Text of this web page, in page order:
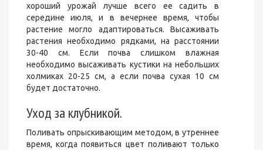
хороший урожай лучше всего ее садить в
середине июля, и в вечернее время, чтобы
растение могло адаптироваться. Высаживать
растения необходимо рядками, на расстоянии
30-40 см. Если почва слишком влажная
необходимо высаживать кустики на небольших
холмиках 20-25 см, а если почва сухая 10 см
будет достаточно.
Уход за клубникой.
Поливать опрыскивающим методом, в утреннее
время, когда появиться цвет поливают только